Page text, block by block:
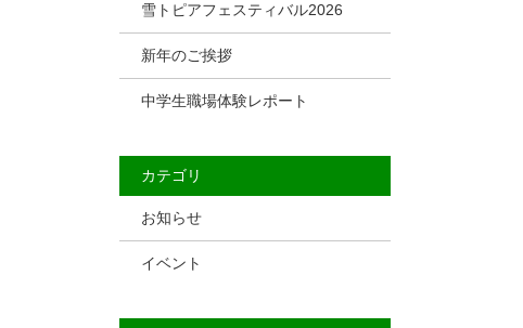
雪トピアフェスティバル2026
新年のご挨拶
中学生職場体験レポート
カテゴリ
お知らせ
イベント